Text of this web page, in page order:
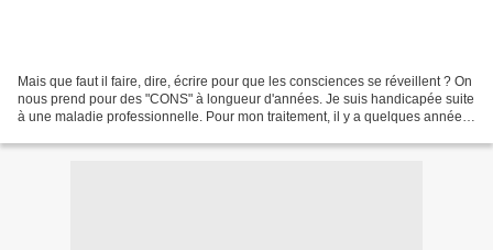
Mais que faut il faire, dire, écrire pour que les consciences se réveillent ? On
nous prend pour des "CONS" à longueur d'années. Je suis handicapée suite
à une maladie professionnelle. Pour mon traitement, il y a quelques années,